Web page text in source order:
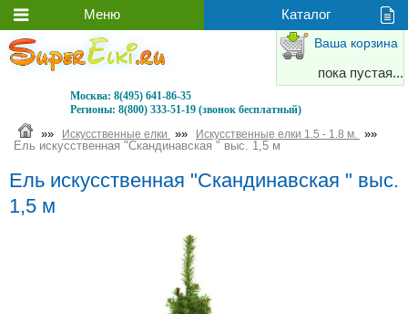
Москва: 8(495) 641-86-35
Регионы: 8(800) 333-51-19 (звонок бесплатный)
Ваша корзина
пока пустая...
»» Искусственные елки »» Искусственные елки 1.5 - 1.8 м. »»
Ель искусственная "Скандинавская " выс. 1,5 м
Ель искусственная "Скандинавская " выс.
1,5 м